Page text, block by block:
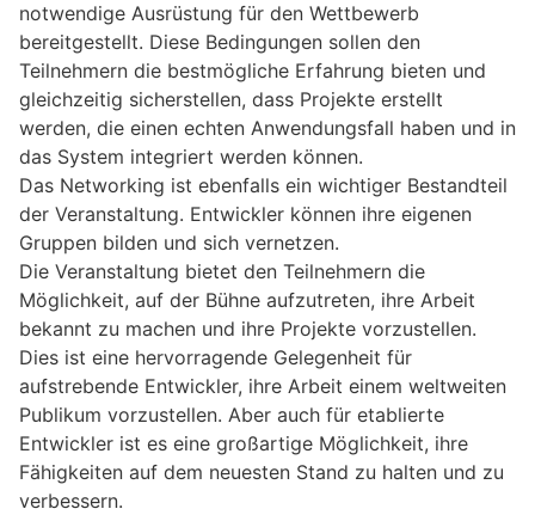
notwendige Ausrüstung für den Wettbewerb
bereitgestellt. Diese Bedingungen sollen den
Teilnehmern die bestmögliche Erfahrung bieten und
gleichzeitig sicherstellen, dass Projekte erstellt
werden, die einen echten Anwendungsfall haben und in
das System integriert werden können.
Das Networking ist ebenfalls ein wichtiger Bestandteil
der Veranstaltung. Entwickler können ihre eigenen
Gruppen bilden und sich vernetzen.
Die Veranstaltung bietet den Teilnehmern die
Möglichkeit, auf der Bühne aufzutreten, ihre Arbeit
bekannt zu machen und ihre Projekte vorzustellen.
Dies ist eine hervorragende Gelegenheit für
aufstrebende Entwickler, ihre Arbeit einem weltweiten
Publikum vorzustellen. Aber auch für etablierte
Entwickler ist es eine großartige Möglichkeit, ihre
Fähigkeiten auf dem neuesten Stand zu halten und zu
verbessern.